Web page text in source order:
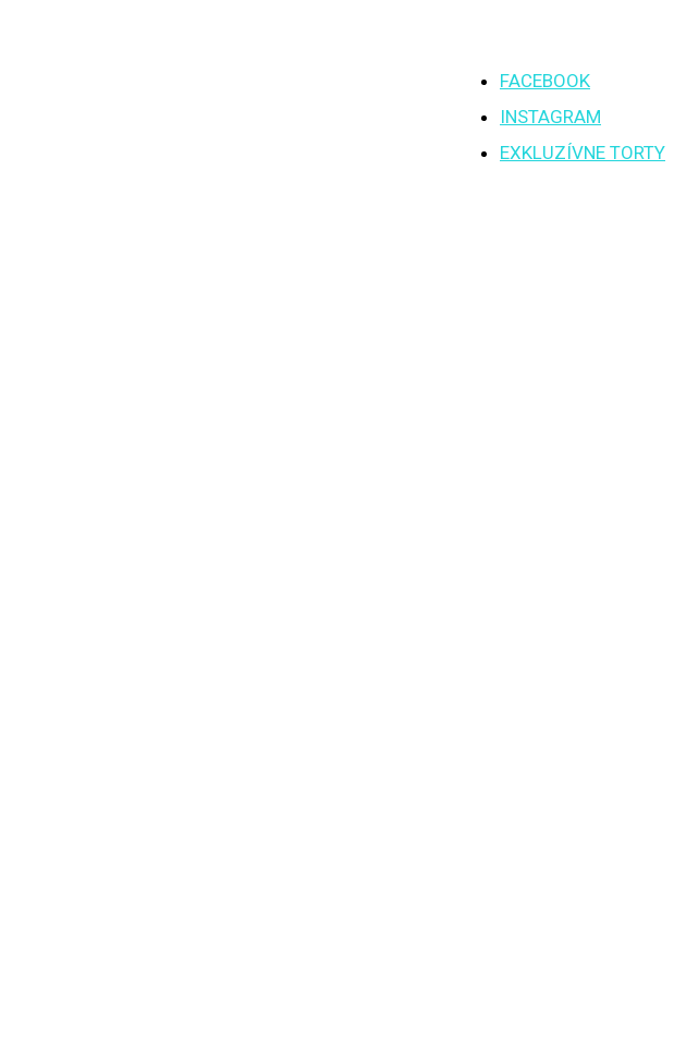
FACEBOOK
INSTAGRAM
EXKLUZÍVNE TORTY